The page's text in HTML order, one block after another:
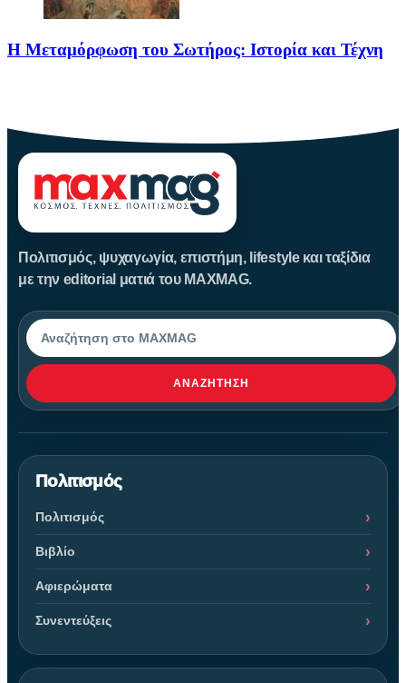
Η Μεταμόρφωση του Σωτήρος: Ιστορία και Τέχνη
Πολιτισμός, ψυχαγωγία, επιστήμη, lifestyle και ταξίδια
με την editorial ματιά του MAXMAG.
Αναζήτηση
ΑΝΑΖΉΤΗΣΗ
Πολιτισμός
Πολιτισμός
Βιβλίο
Αφιερώματα
Συνεντεύξεις